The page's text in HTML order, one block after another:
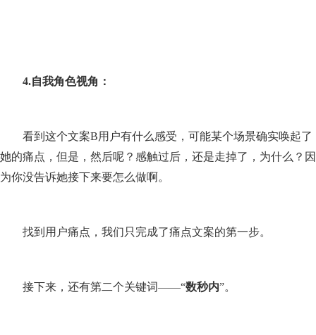
4.自我角色视角：
看到这个文案B用户有什么感受，可能某个场景确实唤起了
她的痛点，但是，然后呢？感触过后，还是走掉了，为什么？因
为你没告诉她接下来要怎么做啊。
找到用户痛点，我们只完成了痛点文案的第一步。
接下来，还有第二个关键词——“数秒内”。